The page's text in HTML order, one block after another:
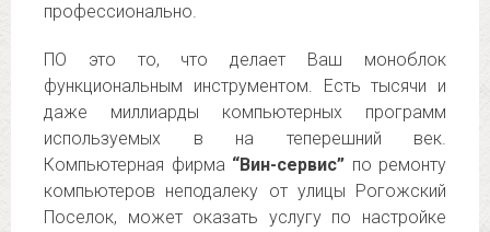
профессионально.
ПО это то, что делает Ваш моноблок
функциональным инструментом. Есть тысячи и
даже миллиарды компьютерных программ
используемых в на теперешний век.
Компьютерная фирма “Вин-сервис” по ремонту
компьютеров неподалеку от улицы Рогожский
Поселок, может оказать услугу по настройке